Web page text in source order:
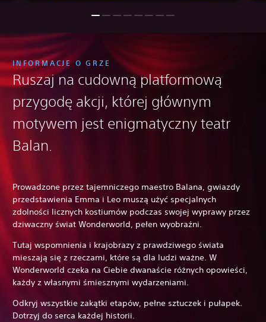
INFORMACJE O GRZE
Ruszaj na cudowną platformową
przygodę akcji, której głównym
motywem jest enigmatyczny teatr
Balan.
Prowadzone przez tajemniczego maestro Balana, gwiazdy
przedstawienia Emma i Leo muszą użyć specjalnych
zdolności licznych kostiumów podczas swojej wyprawy przez
dziwaczny świat Wonderworld, pełen wyobraźni.
Tutaj wspomnienia i krajobrazy z prawdziwego świata
mieszają się z rzeczami, które są dla ludzi ważne. W
Wonderworld czeka na Ciebie dwanaście różnych opowieści,
każdy z własnymi śmiesznymi wydarzeniami.
Odkryj wszystkie zakątki etapów, pełne sztuczek i pułapek.
Dotrzyj do serca każdej historii.